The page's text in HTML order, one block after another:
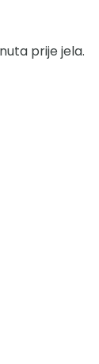
prije jela.